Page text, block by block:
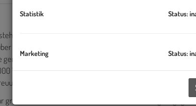
mit dem VILLAGE IM DRITTEN ein neues Stück Stadt –
elf Hektar
mit der Stadt Wien und dem wohnfonds_wien ein
Wohnungen,
Bildungseinrichtungen und Nahversorgung.
große Bert-Brecht-Park – eine Oase für Erholung,
Statistik Status:
Marketing Status: